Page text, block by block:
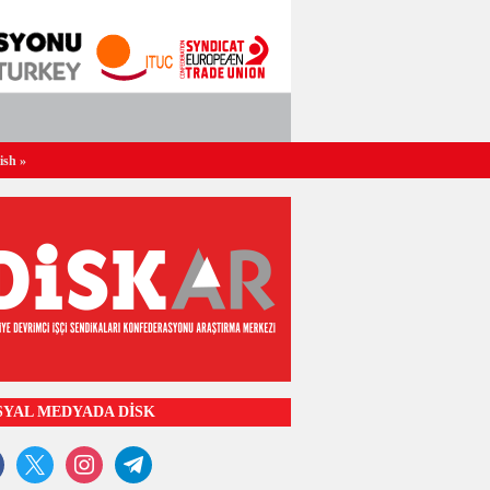
»
MEDYADA DİSK
x instagramtelegram